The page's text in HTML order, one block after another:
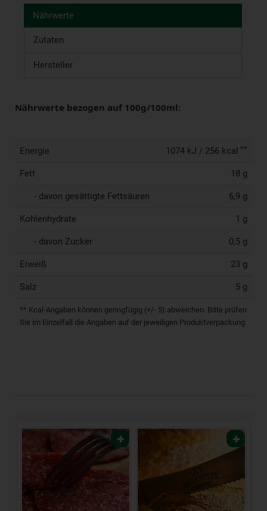
Nährwerte
Zutaten
Hersteller
Nährwerte bezogen auf 100g/100ml:
Energie 1074 kJ / 256 kcal **
Fett 18 g
- davon gesättigte Fettsäuren 6,9 g
Kohlenhydrate 1 g
- davon Zucker 0,5 g
Eiweiß 23 g
Salz 5 g
** Kcal-Angaben können geringfügig (+/- 5) abweichen. Bitte prüfen
Sie im Einzelfall die Angaben auf der jeweiligen Produktverpackung.